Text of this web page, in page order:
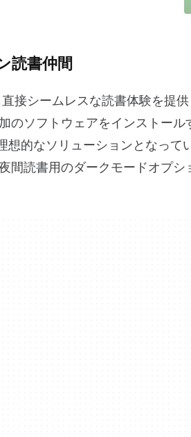
読書仲間
接シームレスな読書体験を提
のソフトウェアをインストー
的なソリューションとなって
間読書用のダークモードオプシ